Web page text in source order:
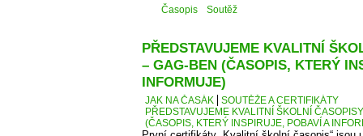
Časopis Soutěž
PŘEDSTAVUJEME KVALITNÍ
– GAG-BEN (ČASOPIS, KTERÝ
INFORMUJE)
JAK NA ČASÁK
SOUTĚŽE A CERTIFIKÁTY
PŘEDSTAVUJEME KVALITNÍ ŠKOLNÍ
(ČASOPIS, KTERÝ INSPIRUJE, POBAVÍ A